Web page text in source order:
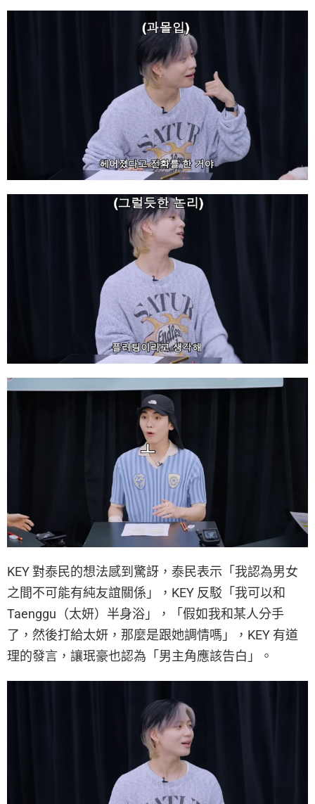
KEY 對泰民的想法感到驚訝，泰民表示「我認為男女
之間不可能有純友誼關係」，KEY 反駁「我可以和
Taenggu（太妍）半身浴」，「假如我和某人分手
了，然後打給太妍，那麼是跟她調情嗎」，KEY 有道
理的發言，讓珉豪也認為「男主角應該告白」。